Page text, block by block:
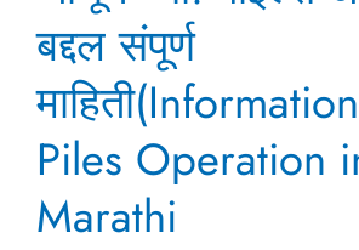
बद्दल संपूर्ण
Piles Operation
Marathi
ऑपरेशन
संपूर्ण
माहिती(Information
on
Piles